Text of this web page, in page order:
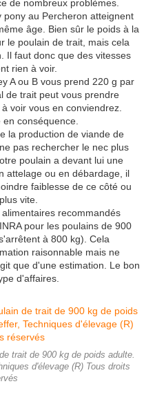
de nombreux problèmes.
pony au Percheron atteignent
âge. Bien sûr le poids à la
le poulain de trait, mais cela
Il faut donc que des vitesses
rien à voir.
A ou B vous prend 220 g par
de trait peut vous prendre
voir vous en conviendrez.
conséquence.
la production de viande de
pas rechercher le nec plus
poulain a devant lui une
attelage ou en débardage, il
faiblesse de ce côté ou
vite.
recommandés
pour les poulains de 900
à 800 kg). Cela
raisonnable mais ne
que d'une estimation. Le bon
d'affaires.
trait de 900 kg de poids adulte.
d'élevage (R) Tous droits